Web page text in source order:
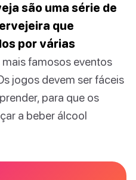
são uma série de
que
por várias
mais famosos eventos
jogos devem ser fáceis
para que os
a beber álcool